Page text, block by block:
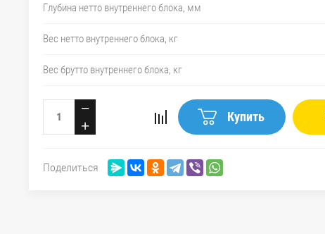
Глубина нетто внутреннего блока, мм
Вес нетто внутреннего блока, кг
Вес брутто внутреннего блока, кг
−
+
Купить
Поделиться